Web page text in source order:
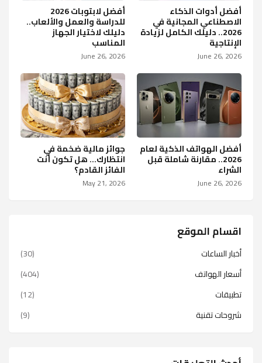
أفضل أدوات الذكاء
الاصطناعي المجانية في
2026.. دليلك الكامل لزيادة
الإنتاجية
June 26, 2026
أفضل لابتوبات 2026
للدراسة والعمل والألعاب..
دليلك لاختيار الجهاز
المناسب
June 26, 2026
أفضل الهواتف الذكية لعام
2026.. مقارنة شاملة قبل
الشراء
June 26, 2026
جوائز مالية ضخمة في
انتظارك… هل تكون أنت
الفائز القادم؟
May 21, 2026
اقسام الموقع
أخبار الساعات
(30)
أسعار الهواتف
(404)
تطبيقات
(12)
شروحات تقنية
(9)